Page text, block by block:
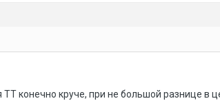
ТТ конечно круче, при не большой разнице в